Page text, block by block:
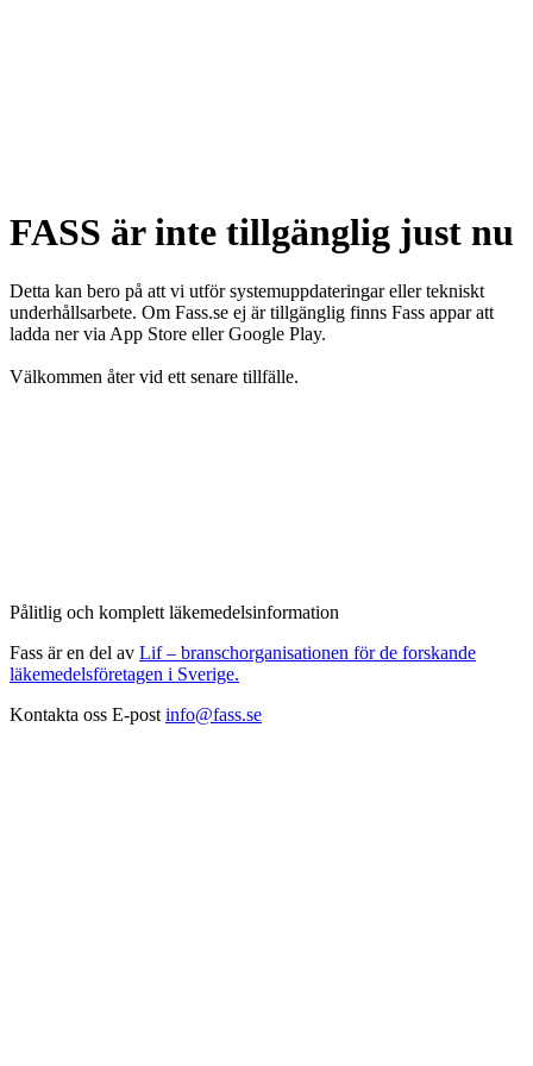
FASS är inte tillgänglig just nu
Detta kan bero på att vi utför systemuppdateringar eller tekniskt
underhållsarbete. Om Fass.se ej är tillgänglig finns Fass appar att
ladda ner via App Store eller Google Play.
Välkommen åter vid ett senare tillfälle.
Pålitlig och komplett läkemedelsinformation
Fass är en del av Lif – branschorganisationen för de forskande
läkemedelsföretagen i Sverige.
Kontakta oss E-post info@fass.se